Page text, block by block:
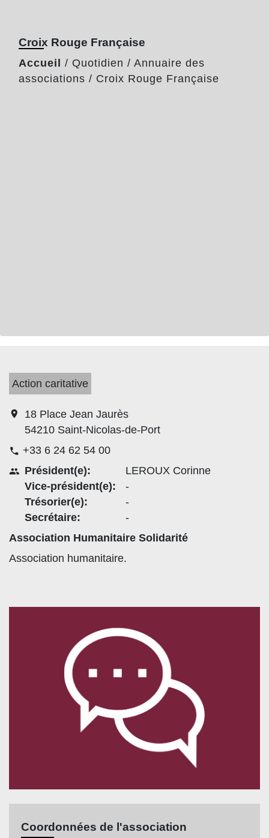
Croix Rouge Française
Accueil / Quotidien / Annuaire des
associations / Croix Rouge Française
Action caritative
location_on
18 Place Jean Jaurès
54210 Saint-Nicolas-de-Port
phone +33 6 24 62 54 00
people Président(e):
Vice-président(e):
Trésorier(e):
Secrétaire:
LEROUX Corinne
-
-
-
Association Humanitaire Solidarité
Association humanitaire.
Coordonnées de l'association